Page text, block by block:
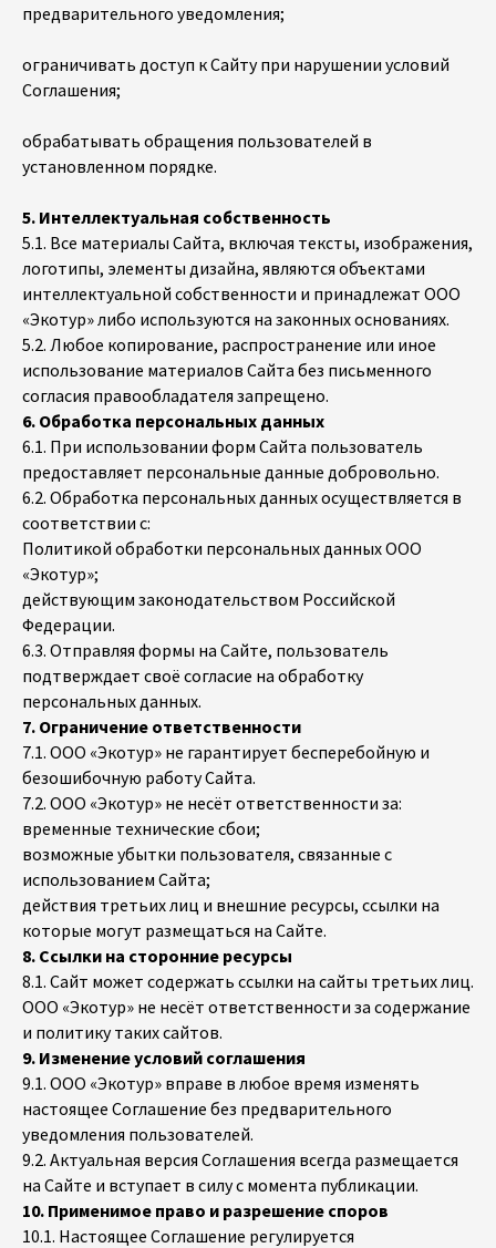
предварительного уведомления;
ограничивать доступ к Сайту при нарушении условий
Соглашения;
обрабатывать обращения пользователей в
установленном порядке.
5. Интеллектуальная собственность
5.1. Все материалы Сайта, включая тексты, изображения,
логотипы, элементы дизайна, являются объектами
интеллектуальной собственности и принадлежат ООО
«Экотур» либо используются на законных основаниях.
5.2. Любое копирование, распространение или иное
использование материалов Сайта без письменного
согласия правообладателя запрещено.
6. Обработка персональных данных
6.1. При использовании форм Сайта пользователь
предоставляет персональные данные добровольно.
6.2. Обработка персональных данных осуществляется в
соответствии с:
Политикой обработки персональных данных ООО
«Экотур»;
действующим законодательством Российской
Федерации.
6.3. Отправляя формы на Сайте, пользователь
подтверждает своё согласие на обработку
персональных данных.
7. Ограничение ответственности
7.1. ООО «Экотур» не гарантирует бесперебойную и
безошибочную работу Сайта.
7.2. ООО «Экотур» не несёт ответственности за:
временные технические сбои;
возможные убытки пользователя, связанные с
использованием Сайта;
действия третьих лиц и внешние ресурсы, ссылки на
которые могут размещаться на Сайте.
8. Ссылки на сторонние ресурсы
8.1. Сайт может содержать ссылки на сайты третьих лиц.
ООО «Экотур» не несёт ответственности за содержание
и политику таких сайтов.
9. Изменение условий соглашения
9.1. ООО «Экотур» вправе в любое время изменять
настоящее Соглашение без предварительного
уведомления пользователей.
9.2. Актуальная версия Соглашения всегда размещается
на Сайте и вступает в силу с момента публикации.
10. Применимое право и разрешение споров
10.1. Настоящее Соглашение регулируется